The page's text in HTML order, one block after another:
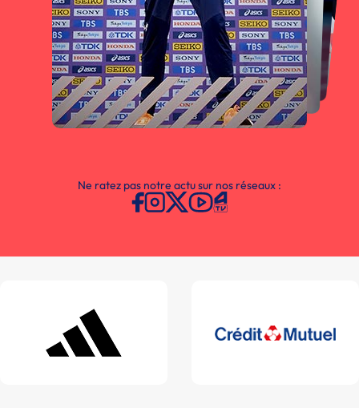
Ne ratez pas notre actu sur nos réseaux :